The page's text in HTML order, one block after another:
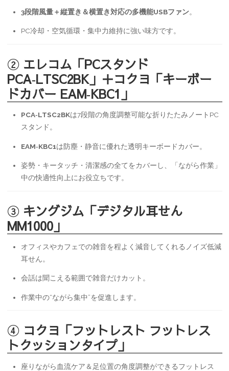
3段階風量＋縦置き＆横置き対応の多機能USBファン。
PC冷却・空気循環・集中力維持に強い味方です。
② エレコム「PCスタンド
PCA‑LTSC2BK」＋コクヨ「キーボー
ドカバー EAM‑KBC1」
PCA‑LTSC2BKは7段階の角度調整可能な折りたたみノートPC
スタンド。
EAM‑KBC1は防塵・静音に優れた透明キーボードカバー。
姿勢・キータッチ・清潔感の全てをカバーし、「ながら作業」
中の快適性向上にお役立ちです。
③ キングジム「デジタル耳せん
MM1000」
オフィスやカフェでの雑音を程よく減音してくれるノイズ低減
耳せん。
会話は聞こえる範囲で雑音だけカット。
作業中の“ながら集中”を促進します。
④ コクヨ「フットレスト フットレス
トクッションタイプ」
座りながら血流ケア＆足位置の角度調整ができるフットレス